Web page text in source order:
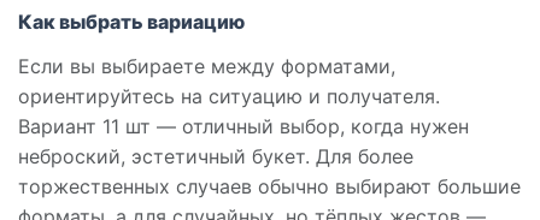
Как выбрать вариацию
Если вы выбираете между форматами,
ориентируйтесь на ситуацию и получателя.
Вариант 11 шт — отличный выбор, когда нужен
неброский, эстетичный букет. Для более
торжественных случаев обычно выбирают большие